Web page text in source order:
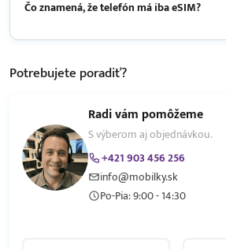
Čo znamená, že telefón má iba eSIM?
Potrebujete poradiť?
Radi vám pomôžeme
S výberom aj objednávkou.
+421 903 456 256
info@mobilky.sk
Po-Pia: 9:00 - 14:30